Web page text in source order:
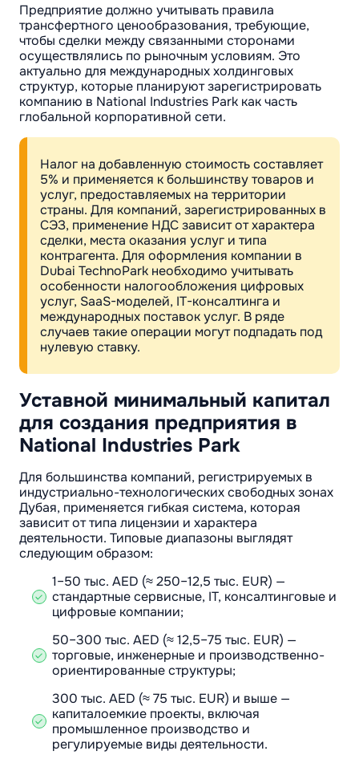
Предприятие должно учитывать правила
трансфертного ценообразования, требующие,
чтобы сделки между связанными сторонами
осуществлялись по рыночным условиям. Это
актуально для международных холдинговых
структур, которые планируют зарегистрировать
компанию в National Industries Park как часть
глобальной корпоративной сети.
Налог на добавленную стоимость составляет
5% и применяется к большинству товаров и
услуг, предоставляемых на территории
страны. Для компаний, зарегистрированных в
СЭЗ, применение НДС зависит от характера
сделки, места оказания услуг и типа
контрагента. Для оформления компании в
Dubai TechnoPark необходимо учитывать
особенности налогообложения цифровых
услуг, SaaS-моделей, IT-консалтинга и
международных поставок услуг. В ряде
случаев такие операции могут подпадать под
нулевую ставку.
Уставной минимальный капитал
для создания предприятия в
National Industries Park
Для большинства компаний, регистрируемых в
индустриально-технологических свободных зонах
Дубая, применяется гибкая система, которая
зависит от типа лицензии и характера
деятельности. Типовые диапазоны выглядят
следующим образом:
1–50 тыс. AED (≈ 250–12,5 тыс. EUR) —
стандартные сервисные, IT, консалтинговые и
цифровые компании;
50–300 тыс. AED (≈ 12,5–75 тыс. EUR) —
торговые, инженерные и производственно-
ориентированные структуры;
300 тыс. AED (≈ 75 тыс. EUR) и выше —
капиталоемкие проекты, включая
промышленное производство и
регулируемые виды деятельности.